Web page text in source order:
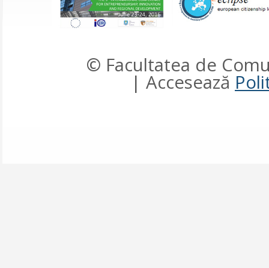
© Facultatea de
| Accesează